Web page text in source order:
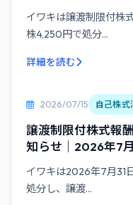
イワキは譲渡制限付株
株4,250円で処分...
詳細を読む
2026/07/15 自己株式
譲渡制限付株式報
知らせ｜2026年7月
イワキは2026年7月31
処分し、譲渡...